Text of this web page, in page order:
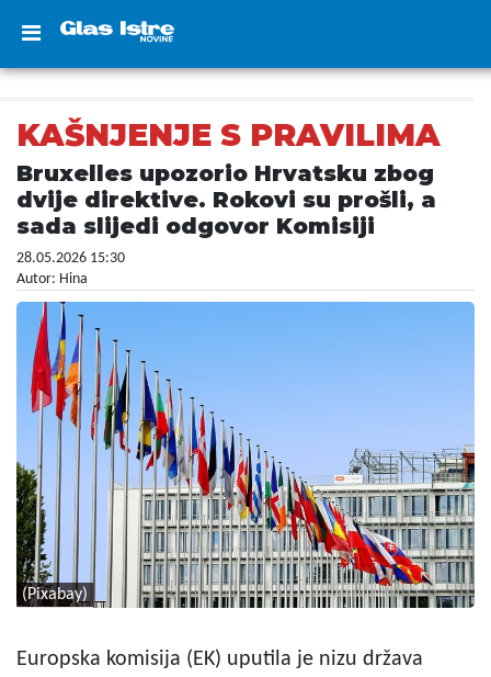
KAŠNJENJE S PRAVILIMA
Bruxelles upozorio Hrvatsku zbog
dvije direktive. Rokovi su prošli, a
sada slijedi odgovor Komisiji
28.05.2026 15:30
Autor: Hina
(Pixabay)
Europska komisija (EK) uputila je nizu država